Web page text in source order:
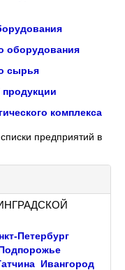
оборудования
сырья
продукции
комплекса
предприятий в
Петербург
Ивангород